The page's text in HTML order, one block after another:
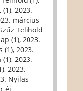
(1), 2023.
március
Telihold
(1), 2023.
(1), 2023.
(1), 2023.
, 2023.
Nyilas
éj